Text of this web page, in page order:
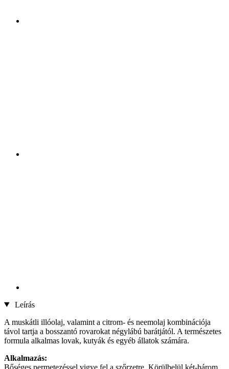
Leírás
A muskátli illóolaj, valamint a citrom- és neemolaj kombinációja
távol tartja a bosszantó rovarokat négylábú barátjától. A természetes
formula alkalmas lovak, kutyák és egyéb állatok számára.
Alkalmazás:
Bőséges permetezéssel vigye fel a szőrzetre. Körülbelül két-három